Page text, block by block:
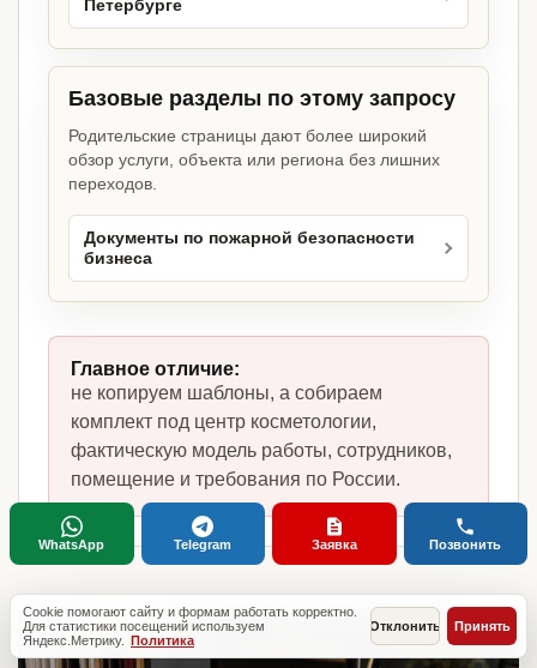
Петербурге
Базовые разделы по этому запросу
Родительские страницы дают более широкий
обзор услуги, объекта или региона без лишних
переходов.
Документы по пожарной безопасности
бизнеса
Главное отличие:
не копируем шаблоны, а собираем
комплект под центр косметологии,
фактическую модель работы, сотрудников,
помещение и требования по России.
Cookie помогают сайту и формам работать корректно.
Для статистики посещений используем
Яндекс.Метрику. Политика
Отклонить Принять
WhatsApp Telegram Заявка Позвонить